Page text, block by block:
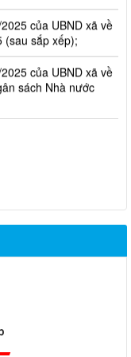
của UBND xã về
(sau sắp xếp);
của UBND xã về
sách Nhà nước